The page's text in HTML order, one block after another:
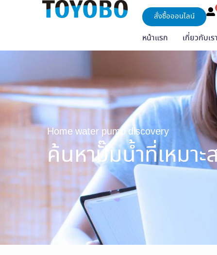
สั่งซื้อออนไลน์
หน้าแรก เกี่ยวกับเรา
Home water pump discovery
ค้นหาปั๊มนํ้าที่เหมา